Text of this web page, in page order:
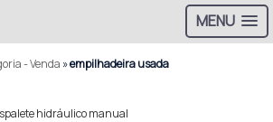
MENU
- Venda »empilhadeira usada
hidráulico manual